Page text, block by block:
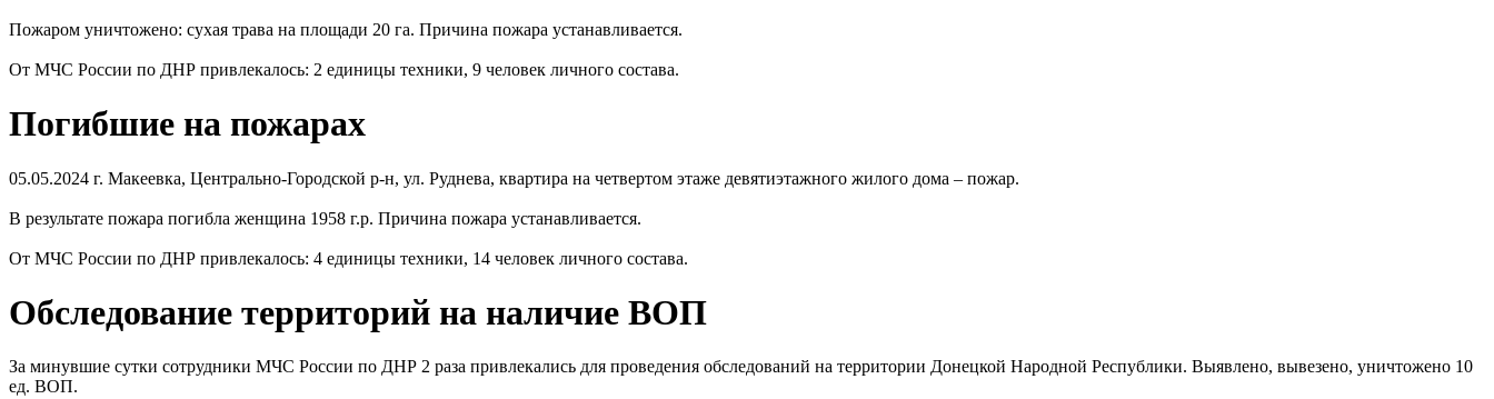
Пожаром уничтожено: сухая трава на площади 20 га. Причина пожара устанавливается.
От МЧС России по ДНР привлекалось: 2 единицы техники, 9 человек личного состава.
Погибшие на пожарах
05.05.2024 г. Макеевка, Центрально-Городской р-н, ул. Руднева, квартира на четвертом этаже девятиэтажного жилого дома – пожар.
В результате пожара погибла женщина 1958 г.р. Причина пожара устанавливается.
От МЧС России по ДНР привлекалось: 4 единицы техники, 14 человек личного состава.
Обследование территорий на наличие ВОП
За минувшие сутки сотрудники МЧС России по ДНР 2 раза привлекались для проведения обследований на территории Донецкой Народной Республики. Выявлено, вывезено, уничтожено 10
ед. ВОП.